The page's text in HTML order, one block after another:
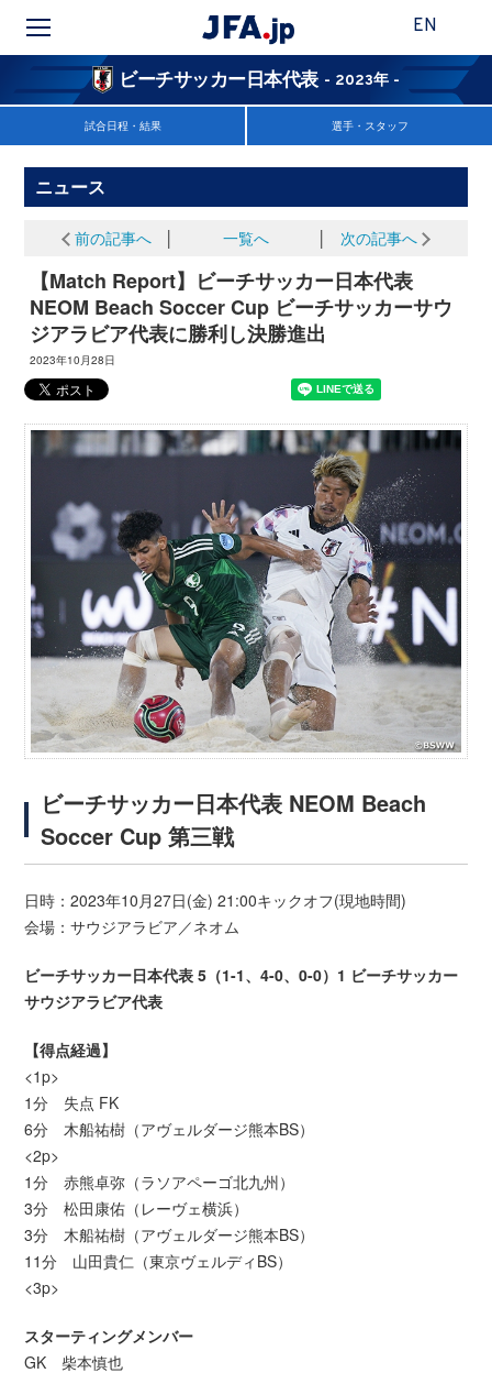
EN
ビーチサッカー日本代表 - 2023年 -
試合日程・結果 選手・スタッフ
ニュース
前の記事へ 一覧へ 次の記事へ
【Match Report】ビーチサッカー日本代表
NEOM Beach Soccer Cup ビーチサッカーサウ
ジアラビア代表に勝利し決勝進出
2023年10月28日
ビーチサッカー日本代表 NEOM Beach
Soccer Cup 第三戦
日時：2023年10月27日(金) 21:00キックオフ(現地時間)
会場：サウジアラビア／ネオム
ビーチサッカー日本代表 5（1-1、4-0、0-0）1 ビーチサッカー
サウジアラビア代表
【得点経過】
<1p>
1分 失点 FK
6分 木船祐樹（アヴェルダージ熊本BS）
<2p>
1分 赤熊卓弥（ラソアペーゴ北九州）
3分 松田康佑（レーヴェ横浜）
3分 木船祐樹（アヴェルダージ熊本BS）
11分 山田貴仁（東京ヴェルディBS）
<3p>
スターティングメンバー
GK 柴本慎也